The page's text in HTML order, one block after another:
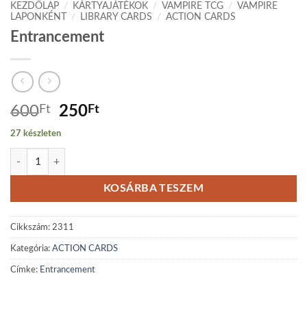
KEZDŐLAP / KÁRTYAJÁTÉKOK / VAMPIRE TCG /
VAMPIRE
LAPONKÉNT
/ LIBRARY CARDS / ACTION CARDS
Entrancement
600Ft
Original
price
was:
600Ft.
250FtCurrent
27 készleten
Entrancement mennyiség
KOSÁRBA TESZEM
Cikkszám: 2311
Kategória: ACTION CARDS
Címke: Entrancement